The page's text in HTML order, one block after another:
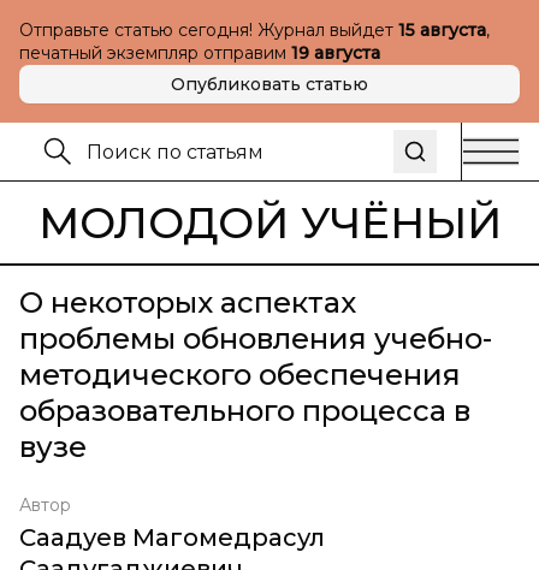
Отправьте статью сегодня! Журнал выйдет 15 августа,
печатный экземпляр отправим 19 августа
Опубликовать статью
МОЛОДОЙ УЧЁНЫЙ
О некоторых аспектах
проблемы обновления учебно-
методического обеспечения
образовательного процесса в
вузе
Автор
Саадуев Магомедрасул